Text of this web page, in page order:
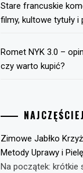
Stare francuskie
filmy, kultowe tytuły
Romet NYK 3.0 –
czy warto kupić?
Zimowe Jabłko
Metody Uprawy i
Na początek: krótkie